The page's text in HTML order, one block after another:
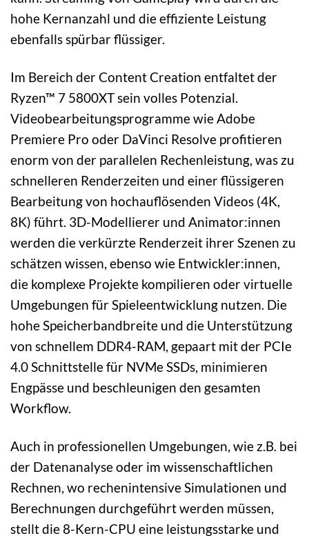
hohe Kernanzahl und die effiziente Leistung
ebenfalls spürbar flüssiger.
Im Bereich der Content Creation entfaltet der
Ryzen™ 7 5800XT sein volles Potenzial.
Videobearbeitungsprogramme wie Adobe
Premiere Pro oder DaVinci Resolve profitieren
enorm von der parallelen Rechenleistung, was zu
schnelleren Renderzeiten und einer flüssigeren
Bearbeitung von hochauflösenden Videos (4K,
8K) führt. 3D-Modellierer und Animator:innen
werden die verkürzte Renderzeit ihrer Szenen zu
schätzen wissen, ebenso wie Entwickler:innen,
die komplexe Projekte kompilieren oder virtuelle
Umgebungen für Spieleentwicklung nutzen. Die
hohe Speicherbandbreite und die Unterstützung
von schnellem DDR4-RAM, gepaart mit der PCIe
4.0 Schnittstelle für NVMe SSDs, minimieren
Engpässe und beschleunigen den gesamten
Workflow.
Auch in professionellen Umgebungen, wie z.B. bei
der Datenanalyse oder im wissenschaftlichen
Rechnen, wo rechenintensive Simulationen und
Berechnungen durchgeführt werden müssen,
stellt die 8-Kern-CPU eine leistungsstarke und